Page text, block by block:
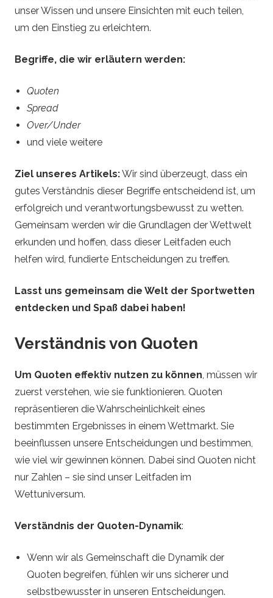
p
r
o
g
n
s
e
n
unser Wissen und unsere Einsichten mit euch teilen,
um den Einstieg zu erleichtern.
Begriffe, die wir erläutern werden:
Quoten
Spread
Over/Under
und viele weitere
Ziel unseres Artikels:Wir sind überzeugt, dass ein
gutes Verständnis dieser Begriffe entscheidend ist, um
erfolgreich und verantwortungsbewusst zu wetten.
Gemeinsam werden wir die Grundlagen der Wettwelt
erkunden und hoffen, dass dieser Leitfaden euch
helfen wird, fundierte Entscheidungen zu treffen.
Lasst uns gemeinsam die Welt der Sportwetten
entdecken und Spaß dabei haben!
Verständnis von Quoten
Um Quoten effektiv nutzen zu können , müssen wir
zuerst verstehen, wie sie funktionieren. Quoten
repräsentieren die Wahrscheinlichkeit eines
bestimmten Ergebnisses in einem Wettmarkt. Sie
beeinflussen unsere Entscheidungen und bestimmen,
wie viel wir gewinnen können. Dabei sind Quoten nicht
nur Zahlen – sie sind unser Leitfaden im
Wettuniversum.
Verständnis der Quoten-Dynamik:
Wenn wir als Gemeinschaft die Dynamik der
Quoten begreifen, fühlen wir uns sicherer und
selbstbewusster in unseren Entscheidungen.